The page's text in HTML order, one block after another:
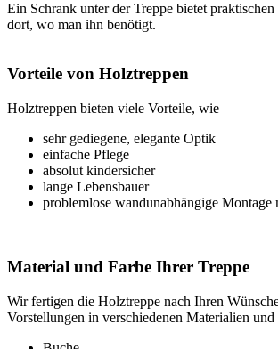
Ein Schrank unter der Treppe bietet praktischen
dort, wo man ihn benötigt.
Vorteile von Holztreppen
Holztreppen bieten viele Vorteile, wie
sehr gediegene, elegante Optik
einfache Pflege
absolut kindersicher
lange Lebensbauer
problemlose wandunabhängige Montage
Material und Farbe Ihrer Treppe
Wir fertigen die Holztreppe nach Ihren
Vorstellungen in verschiedenen Materialien